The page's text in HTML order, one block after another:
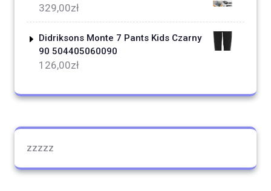
329,00zł
Didriksons Monte 7 Pants Kids Czarny
90 504405060090
126,00zł
zzzzz